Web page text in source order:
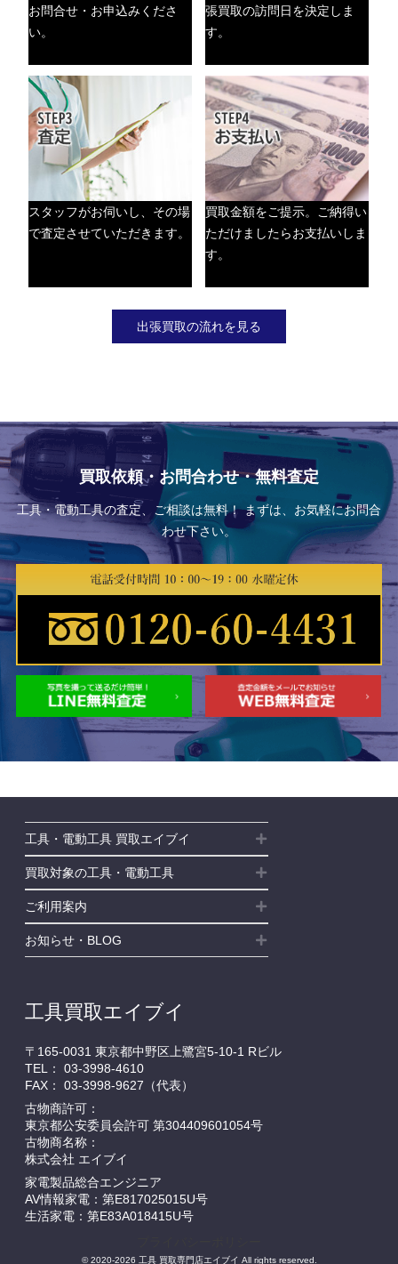
お問合せ・お申込みくださ
い。
張買取の訪問日を決定しま
す。
スタッフがお伺いし、その場
で査定させていただきます。
買取金額をご提示。ご納得い
ただけましたらお支払いしま
す。
出張買取の流れを見る
買取依頼・お問合わせ・無料査定
工具・電動工具の査定、ご相談は無料！ まずは、お気軽にお問合
わせ下さい。
工具・電動工具 買取エイブイ
買取対象の工具・電動工具
ご利用案内
お知らせ・BLOG
工具買取エイブイ
〒165-0031 東京都中野区上鷺宮5-10-1 Rビル
TEL： 03-3998-4610
FAX： 03-3998-9627（代表）
古物商許可：
東京都公安委員会許可 第304409601054号
古物商名称：
株式会社 エイブイ
家電製品総合エンジニア
AV情報家電：第E817025015U号
生活家電：第E83A018415U号
© 2020-2026 工具 買取専門店エイブイ All rights reserved.